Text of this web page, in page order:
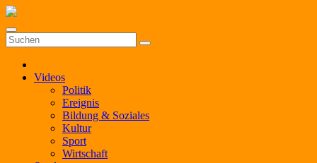
Zum
springen
Videos
Politik
Ereignis
Bildung & Soziales
Kultur
Sport
Wirtschaft